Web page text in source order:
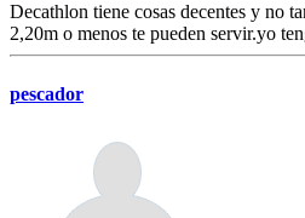
Decathlon tiene cosas decentes y no
2,20m o menos te pueden servir.yo
pescador